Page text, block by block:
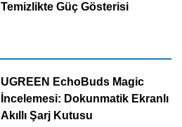
Temizlikte Güç Gösterisi
UGREEN EchoBuds Magic
İncelemesi: Dokunmatik Ekranlı
Akıllı Şarj Kutusu